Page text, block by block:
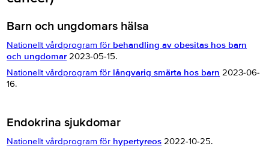
Barn och ungdomars hälsa
Nationellt vårdprogram för behandling av obesitas hos barn
och ungdomar 2023-05-15.
Nationellt vårdprogram för långvarig smärta hos barn 2023-06-
16.
Endokrina sjukdomar
Nationellt vårdprogram för hypertyreos 2022-10-25.